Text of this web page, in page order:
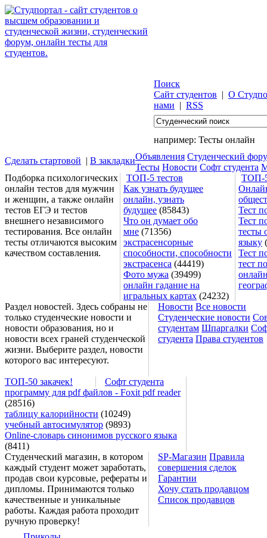
Поиск
Сайт студентов | О
нами | RSS
например: Тесты онлайн
Сделать стартовой | В закладкиОбъявления Студенческий
Тесты Новости Софт студента
Подборка психологических
онлайн тестов для мужчин
и женщин, а также онлайн
тестов ЕГЭ и тестов
внешнего независимого
тестирования. Все онлайн
тесты отличаются высоким
качеством составления.
ТОП-5 тестов
ТОП-
Как узнать будущее
онлайн, узнать
будущее (85843)
Что он думает обо
мне (71356)
экстрасенсорные
способности, способности
экстрасенса (44419)
Фото мужа (39499)
онлайн гадание на
игральных картах (24232)
Тест
Тест
тесты
языку
Тест
тест
Раздел новостей. Здесь собраны не
только студенческие новости и
новости образования, но и
новости всех граней студенческой
жизни. Выберите раздел, новости
которого вас интересуют.
Новости Все новости
Студенческие новости
студентам Шпаргалки
студента Права студентов
ТОП-50 закачек!
Софт студента
программу для pdf файлов - Foxit pdf reader
(28516)
таблицу калорийности (10249)
учебный автосимулятор (9893)
Online-словарь синонимов русского языка
(8411)
Студенческий магазин, в котором
каждый студент может заработать,
продав свои курсовые, рефераты и
дипломы. Принимаются только
качественные и уникальные
работы. Каждая работа проходит
ручную проверку!
SP-Магазин Правила
совершения сделок
Гарантии
Хочу стать продавцом
Список продавцов